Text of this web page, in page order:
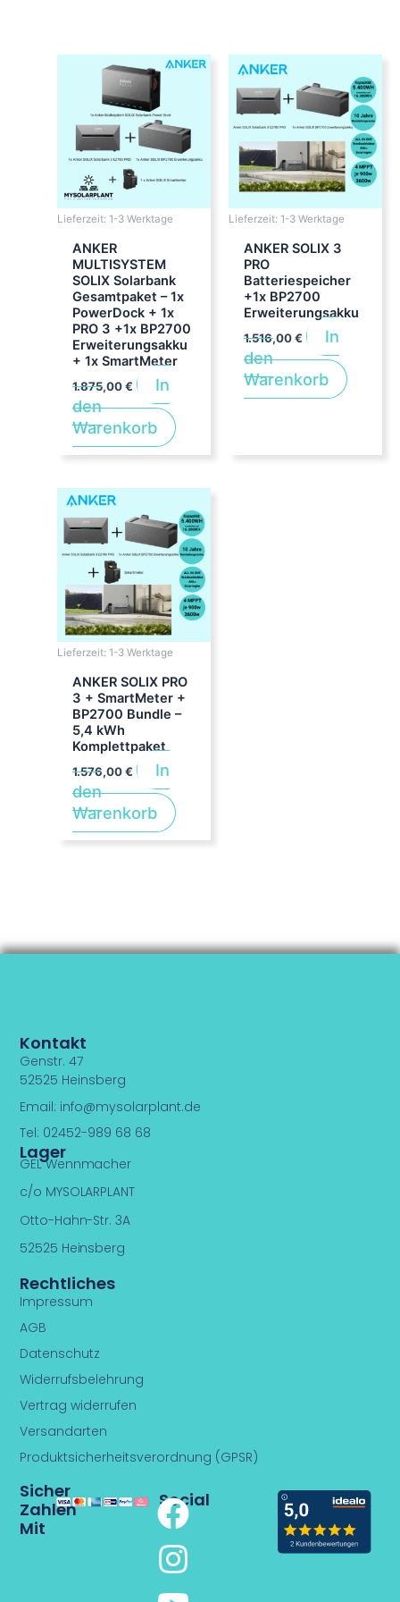
Lieferzeit: 1-3 Werktage
ANKER
MULTISYSTEM
SOLIX Solarbank
Gesamtpaket – 1x
PowerDock + 1x
PRO 3 +1x BP2700
Erweiterungsakku
+ 1x SmartMeter
1.875,00€
In
den
Warenkorb
Lieferzeit: 1-3 Werktage
ANKER SOLIX 3
PRO
Batteriespeicher
+1x BP2700
Erweiterungsakku
1.516,00€
In
den
Warenkorb
Lieferzeit: 1-3 Werktage
ANKER SOLIX PRO
3 + SmartMeter +
BP2700 Bundle –
5,4 kWh
Komplettpaket
1.576,00€
In
den
Warenkorb
Kontakt
Genstr. 47
52525 Heinsberg
Email: info@mysolarplant.de
Tel: 02452-989 68 68
Lager
GEL Wennmacher
c/o MYSOLARPLANT
Otto-Hahn-Str. 3A
52525 Heinsberg
Rechtliches
Impressum
AGB
Datenschutz
Widerrufsbelehrung
Vertrag widerrufen
Versandarten
Produktsicherheitsverordnung (GPSR)
Sicher
Zahlen
Mit
Social
F
a
c
I
n
s
Y
o
u